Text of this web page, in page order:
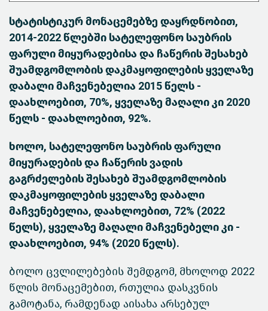
სტატისტიკურ მონაცემებზე დაყრდნობით,
2014-2022 წლებში სატელეფონო საუბრის
ფარული მიყურადებისა და ჩაწერის შესახებ
შუამდგომლობის დაკმაყოფილების ყველაზე
დაბალი მაჩვენებელია 2015 წელს -
დაახლოებით, 70%, ყველაზე მაღალი კი 2020
წელს - დაახლოებით, 92%.
ხოლო, სატელეფონო საუბრის ფარული
მიყურადების და ჩაწერის ვადის
გაგრძელების შესახებ შუამდგომლობის
დაკმაყოფილების ყველაზე დაბალი
მაჩვენებელია, დაახლოებით, 72% (2022
წელს), ყველაზე მაღალი მაჩვენებელი კი -
დაახლოებით, 94% (2020 წელს).
ბოლო ცვლილებების შემდგომ, მხოლოდ 2022
წლის მონაცემებით, რთულია დასკვნის
გამოტანა, რამდენად აისახა არსებულ